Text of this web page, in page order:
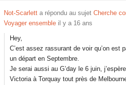
Not-Scarlett a répondu au sujet Cherche
Voyager ensemble il y a 16 ans
Hey,
C’est assez rassurant de voir qu’on
un départ en Septembre.
Je serai aussi au G’day le 6 juin,
Victoria à Torquay tout près de